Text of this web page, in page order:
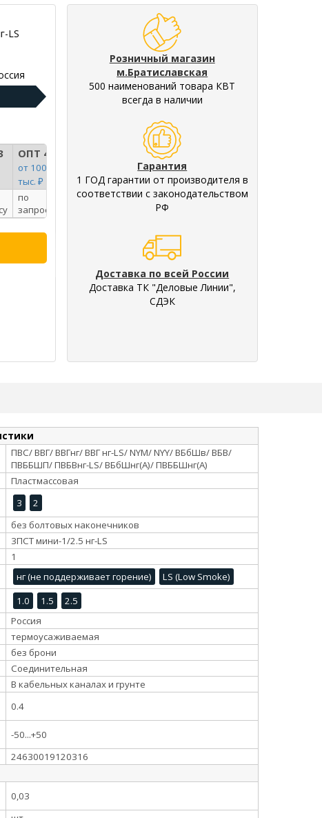
LS
ОПТ 4
от 100
тыс. ₽
по
запросу
Розничный магазин
м.Братиславская
500 наименований товара КВТ
всегда в наличии
Гарантия
1 ГОД гарантии от производителя в
соответствии с законодательством
РФ
Доставка по всей России
Доставка ТК "Деловые Линии",
СДЭК
ПВС/ ВВГ/ ВВГнг/ ВВГ нг-LS/ NYM/ NYY/ ВБбШв/ ВБВ/
ПВББШП/ ПВБВнг-LS/ ВБбШнг(А)/ ПВББШнг(А)
Пластмассовая
3
2
без болтовых наконечников
3ПСТ мини-1/2.5 нг-LS
1
нг (не поддерживает горение)
LS (Low Smoke)
1.0 1.5
2.5
Россия
термоусаживаемая
без брони
Соединительная
В кабельных каналах и грунте
0.4
-50...+50
24630019120316
0,03